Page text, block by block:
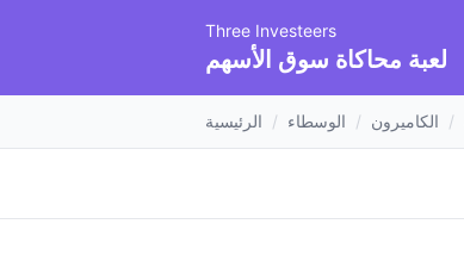
Three Investeers
لعبة محاكاة سوق الأسهم
الرئيسية / الوسطاء / الكاميرون /